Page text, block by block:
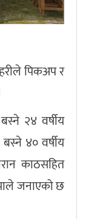
विशेष
ब्लग/रिभ्यु
पिकअप र
२४ वर्षीय
४० वर्षीय
काठसहित
जनाएको छ